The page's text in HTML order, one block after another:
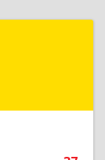
Маркса пр-